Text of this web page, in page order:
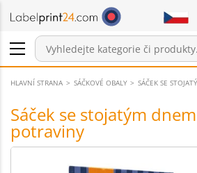
Přihlášení / Registrace
Položky v košíku
Sdělení
HLAVNÍ STRANA SÁČKOVÉ OBALY SÁČEK SE
Sáček se stojatým
potraviny